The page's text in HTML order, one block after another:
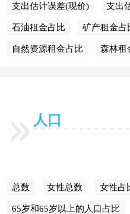
支出估计误差(现价) 支出
石油租金占比 矿产租金占
自然资源租金占比 森林租
人口
总数 女性总数 女性占
65岁和65岁以上的人口占比